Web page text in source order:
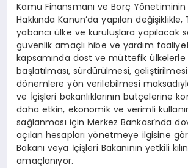
Kamu Finansmanı ve Borç
Hakkında Kanun’da yapılan değişiklikle,
yabancı ülke ve kuruluşlara yapılacak
güvenlik amaçlı hibe ve yardım
kapsamında dost ve müttefik ülkelerle
başlatılması, sürdürülmesi,
dönemlere yön verilebilmesi
ve İçişleri bakanlıklarının bütçelerine
daha etkin, ekonomik ve verimli
sağlanması için Merkez Bankası’nda
açılan hesapları yönetmeye ilgisine
Bakanı veya İçişleri Bakanının yetkili
amaçlanıyor.